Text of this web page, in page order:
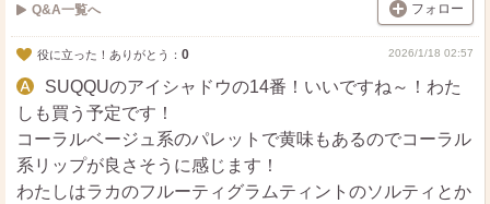
Q&A一覧へ フォロー
役に立った！ありがとう： 0 2026/1/18 02:57
SUQQUのアイシャドウの14番！いいですね～！わた
しも買う予定です！
コーラルベージュ系のパレットで黄味もあるのでコーラル
系リップが良さそうに感じます！
わたしはラカのフルーティグラムティントのソルティとか